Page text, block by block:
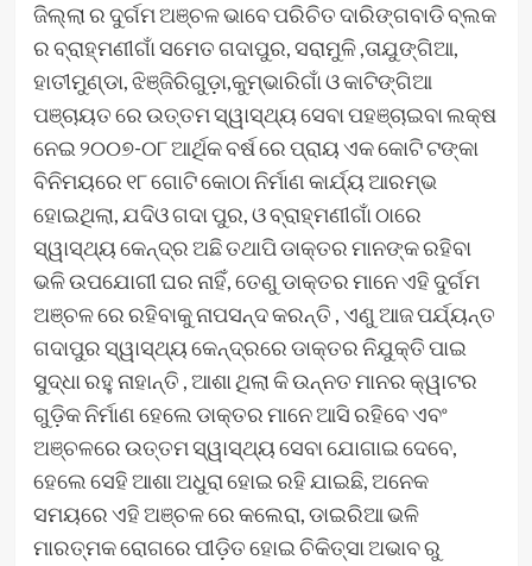
ଜିଲ୍ଲା ର ଦୁର୍ଗମ ଅଞ୍ଚଳ ଭାବେ ପରିଚିତ ଦାରିଙ୍ଗବାଡି ବ୍ଲକ
ର ବ୍ରାହ୍ମଣୀଗାଁ ସମେତ ଗଦାପୁର, ସରାମୁଳି ,ତାଯୁଙ୍ଗିଆ,
ହାତୀମୁଣ୍ଡା, ଝିଞ୍ଜିରିଗୁଡ଼ା,କୁମ୍ଭାରିଗାଁ ଓ କାଟିଙ୍ଗିଆ
ପଞ୍ଚାୟତ ରେ ଉତ୍ତମ ସ୍ୱାସ୍ଥ୍ୟ ସେବା ପହଞ୍ଚାଇବା ଲକ୍ଷ
ନେଇ ୨୦୦୭-୦୮ ଆର୍ଥିକ ବର୍ଷ ରେ ପ୍ରାୟ ଏକ କୋଟି ଟଙ୍କା
ବିନିମୟରେ ୧୮ ଗୋଟି କୋଠା ନିର୍ମାଣ କାର୍ଯ୍ୟ ଆରମ୍ଭ
ହୋଇଥିଲା, ଯଦିଓ ଗଦା ପୁର, ଓ ବ୍ରାହ୍ମଣୀଗାଁ ଠାରେ
ସ୍ୱାସ୍ଥ୍ୟ କେନ୍ଦ୍ର ଅଛି ତଥାପି ଡାକ୍ତର ମାନଙ୍କ ରହିବା
ଭଳି ଉପଯୋଗୀ ଘର ନାହିଁ, ତେଣୁ ଡାକ୍ତର ମାନେ ଏହି ଦୁର୍ଗମ
ଅଞ୍ଚଳ ରେ ରହିବାକୁ ନାପସନ୍ଦ କରନ୍ତି , ଏଣୁ ଆଜ ପର୍ଯ୍ୟନ୍ତ
ଗଦାପୁର ସ୍ୱାସ୍ଥ୍ୟ କେନ୍ଦ୍ରରେ ଡାକ୍ତର ନିଯୁକ୍ତି ପାଇ
ସୁଦ୍ଧା ରହୁ ନାହାନ୍ତି , ଆଶା ଥିଲା କି ଉନ୍ନତ ମାନର କ୍ୱାଟର
ଗୁଡ଼ିକ ନିର୍ମାଣ ହେଲେ ଡାକ୍ତର ମାନେ ଆସି ରହିବେ ଏବଂ
ଅଞ୍ଚଳରେ ଉତ୍ତମ ସ୍ୱାସ୍ଥ୍ୟ ସେବା ଯୋଗାଇ ଦେବେ,
ହେଲେ ସେହି ଆଶା ଅଧୁରା ହୋଇ ରହି ଯାଇଛି, ଅନେକ
ସମୟରେ ଏହି ଅଞ୍ଚଳ ରେ କଲେରା, ଡାଇରିଆ ଭଳି
ମାରତ୍ମକ ରୋଗରେ ପୀଡ଼ିତ ହୋଇ ଚିକିତ୍ସା ଅଭାବ ରୁ